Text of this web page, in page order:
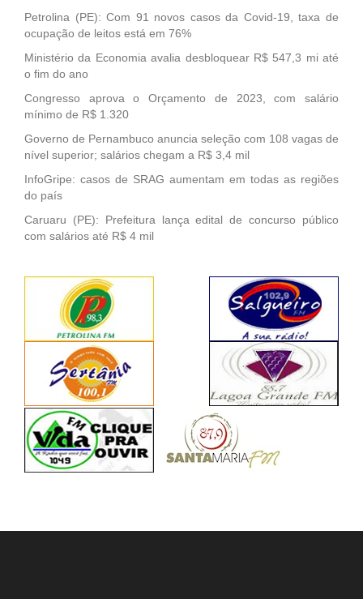
Petrolina (PE): Com 91 novos casos da Covid-19, taxa de
ocupação de leitos está em 76%
Ministério da Economia avalia desbloquear R$ 547,3 mi até
o fim do ano
Congresso aprova o Orçamento de 2023, com salário
mínimo de R$ 1.320
Governo de Pernambuco anuncia seleção com 108 vagas de
nível superior; salários chegam a R$ 3,4 mil
InfoGripe: casos de SRAG aumentam em todas as regiões
do país
Caruaru (PE): Prefeitura lança edital de concurso público
com salários até R$ 4 mil